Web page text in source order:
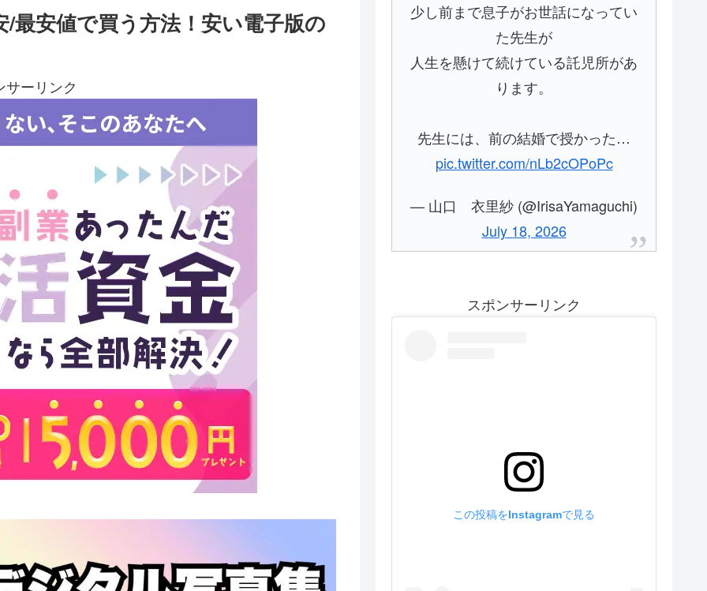
最安値で買う方法！安い電子版の
サーリンク
少し前まで息子がお世話になってい
た先生が
人生を懸けて続けている託児所があ
ります。
先生には、前の結婚で授かった…
pic.twitter.com/nLb2cOPoPc
— 山口 衣里紗 (@IrisaYamaguchi)
July 18, 2026
スポンサーリンク
この投稿をInstagramで見る